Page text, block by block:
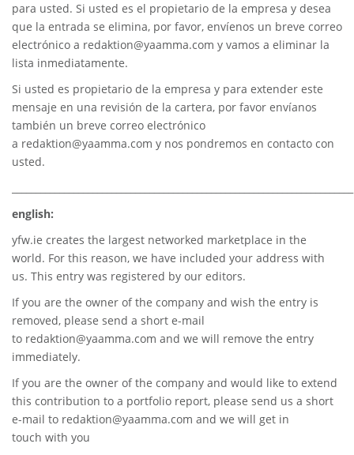
para usted. Si usted es el propietario de la empresa y desea
que la entrada se elimina, por favor, envíenos un breve correo
electrónico a redaktion@yaamma.com y vamos a eliminar la
lista inmediatamente.
Si usted es propietario de la empresa y para extender este
mensaje en una revisión de la cartera, por favor envíanos
también un breve correo electrónico
a redaktion@yaamma.com y nos pondremos en contacto con
usted.
english:
yfw.ie creates the largest networked marketplace in the
world. For this reason, we have included your address with
us. This entry was registered by our editors.
If you are the owner of the company and wish the entry is
removed, please send a short e-mail
to redaktion@yaamma.com and we will remove the entry
immediately.
If you are the owner of the company and would like to extend
this contribution to a portfolio report, please send us a short
e-mail to redaktion@yaamma.com and we will get in
touch with you